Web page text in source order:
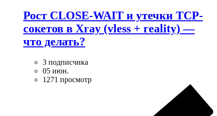
Рост CLOSE-WAIT и утечки TCP-
сокетов в Xray (vless + reality) —
что делать?
3 подписчика
05 июн.
1271 просмотр